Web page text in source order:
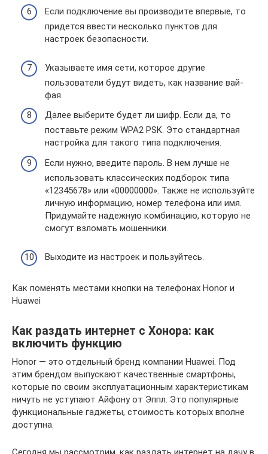
Если подключение вы производите впервые, то
придется ввести несколько пунктов для
настроек безопасности.
Указываете имя сети, которое другие
пользователи будут видеть, как название вай-
фая.
Далее выберите будет ли шифр. Если да, то
поставьте режим WPA2 PSK. Это стандартная
настройка для такого типа подключения.
Если нужно, введите пароль. В нем лучше не
использовать классических подборок типа
«12345678» или «00000000». Также не используйте
личную информацию, номер телефона или имя.
Придумайте надежную комбинацию, которую не
смогут взломать мошенники.
Выходите из настроек и пользуйтесь.
Как поменять местами кнопки на телефонах Honor и
Huawei
Как раздать интернет с Хонора: как
включить функцию
Honor — это отдельный бренд компании Huawei. Под
этим брендом выпускают качественные смартфоны,
которые по своим эксплуатационным характеристикам
ничуть не уступают Айфону от Эппл. Это популярные
функциональные гаджеты, стоимость которых вполне
доступна.